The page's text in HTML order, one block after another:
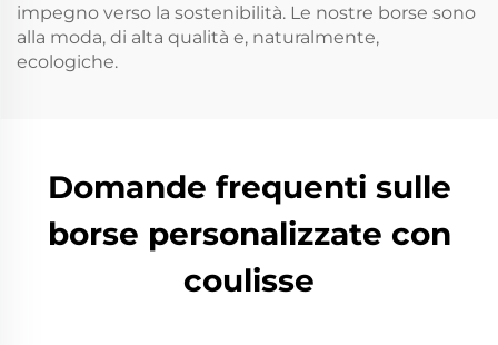
impegno verso la sostenibilità. Le nostre borse sono
alla moda, di alta qualità e, naturalmente,
ecologiche.
Domande frequenti sulle
borse personalizzate con
coulisse